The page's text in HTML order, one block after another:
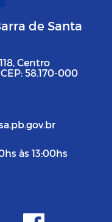
de Santa
Centro
58.170-000
às 13:00hs